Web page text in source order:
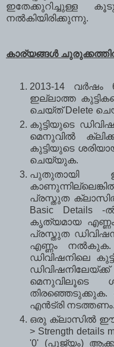
ഇതേക്കുറിച്ചുള്ള
നല്‍കിയിരിക്കുന്നു.
കാര്യങ്ങള്‍
2013-14 വര്‍ഷം
ഇല്ലാത്ത
ചെയ്ത് Delete
കുട്ടിയുടെ
മെനുവില്‍
കുട്ടിയുടെ
ചെയ്യുക.
പുതുതായി
പ്രസ്തുത
Basic Details
കൃത്യമായ എണ്ണം
പ്രസ്തുത
എണ്ണം നല്‍കുക.
ഡിവിഷനിലെ
ഡിവിഷനിലേയ്ക്ക്
മെനുവിലൂടെ
തിരഞ്ഞെടുക്കുക.
എന്‍ട്രി നടത്തണം.
ഒരു ക്ലാസില്‍ ഈ
> Strength details
'0' (പൂജ്യം)